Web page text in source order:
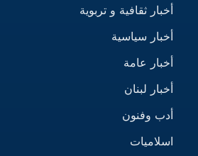
أخبار ثقافية و تربوية
أخبار سياسية
أخبار عامة
أخبار لبنان
أدب وفنون
اسلاميات